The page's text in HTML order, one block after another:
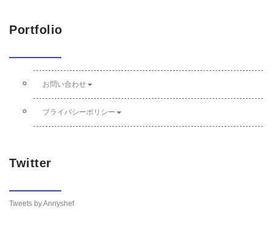
Portfolio
お問い合わせ
プライバシーポリシー
Twitter
Tweets by Annyshef